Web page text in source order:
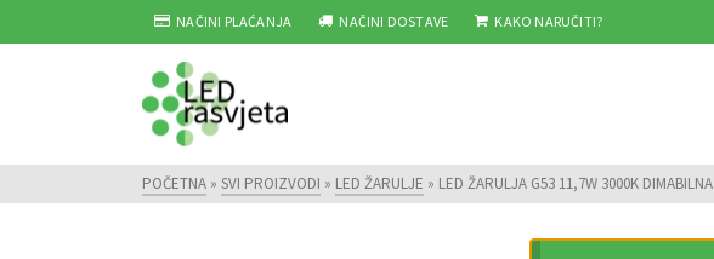
NAČINI PLAĆANJA NAČINI DOSTAVE KAKO NARUČITI?
POČETNA » SVI PROIZVODI » LED ŽARULJE » LED ŽARULJA G53 11,7W 3000K DIMABILNA